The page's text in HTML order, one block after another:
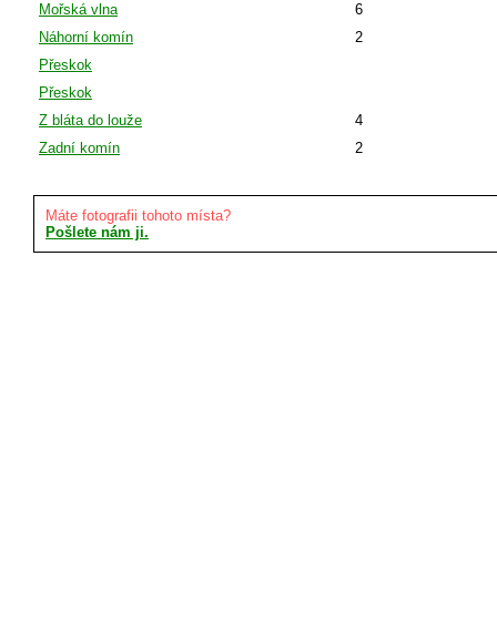
Mořská vlna
6
Náhorní komín
2
Přeskok
Přeskok
Z bláta do louže
4
Zadní komín
2
Máte fotografii tohoto místa?
Pošlete nám ji.